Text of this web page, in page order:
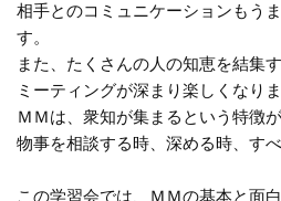
相手とのコミュニケーションもう
す。
また、たくさんの人の知恵を結集
ミーティングが深まり楽しくなり
ＭＭは、衆知が集まるという特徴
物事を相談する時、深める時、す
この学習会では、ＭＭの基本と面白